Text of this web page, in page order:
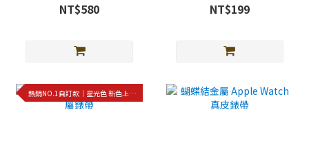
NT$580 NT$199
熱銷NO.1自訂款｜星光色 新色上架!!